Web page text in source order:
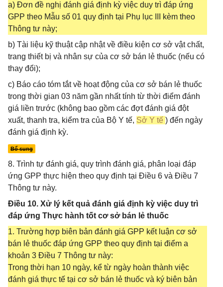
a) Đơn đề nghị đánh giá định kỳ việc duy trì đáp ứng
GPP theo Mẫu số 01 quy định tại Phụ lục III kèm theo
Thông tư này;
b) Tài liệu kỹ thuật cập nhật về điều kiện cơ sở vật chất,
trang thiết bị và nhân sự của cơ sở bán lẻ thuốc (nếu có
thay đổi);
c) Báo cáo tóm tắt về hoạt động của cơ sở bán lẻ thuốc
trong thời gian 03 năm gần nhất tính từ thời điểm đánh
giá liền trước (không bao gồm các đợt đánh giá đột
xuất, thanh tra, kiểm tra của Bộ Y tế, Sở Y tế ) đến ngày
đánh giá định kỳ.
Bổ sung
8. Trình tự đánh giá, quy trình đánh giá, phân loại đáp
ứng GPP thực hiện theo quy định tại Điều 6 và Điều 7
Thông tư này.
Điều 10. Xử lý kết quả đánh giá định kỳ việc duy trì
đáp ứng Thực hành tốt cơ sở bán lẻ thuốc
1. Trường hợp biên bản đánh giá GPP kết luận cơ sở
bán lẻ thuốc đáp ứng GPP theo quy định tại điểm a
khoản 3 Điều 7 Thông tư này:
Trong thời hạn 10 ngày, kể từ ngày hoàn thành việc
đánh giá thực tế tại cơ sở bán lẻ thuốc và ký biên bản